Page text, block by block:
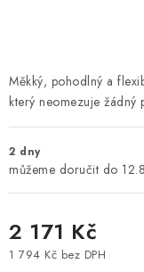
Měkký, pohodlný a
který neomezuje žádný
2 dny
2 171 Kč
1 794 Kč bez DPH